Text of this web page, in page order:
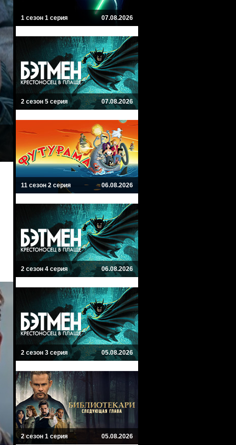
1 сезон 1 серия 07.08.2026
2 сезон 5 серия 07.08.2026
11 сезон 2 серия 06.08.2026
2 сезон 4 серия 06.08.2026
2 сезон 3 серия 05.08.2026
2 сезон 1 серия 05.08.2026